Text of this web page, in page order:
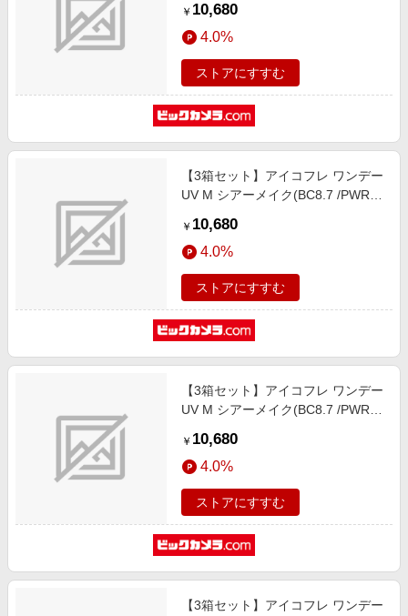
￥ 10,680
4.0%
ストアにすすむ
【3箱セット】アイコフレ ワンデー
UV M シアーメイク(BC8.7 /PWR-
￥ 10,680
4.0%
ストアにすすむ
【3箱セット】アイコフレ ワンデー
UV M シアーメイク(BC8.7 /PWR-
￥ 10,680
4.0%
ストアにすすむ
【3箱セット】アイコフレ ワンデー